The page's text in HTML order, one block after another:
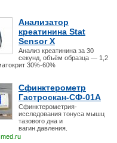
Анализатор
креатинина Stat
Sensor X
Анализ креатинина за 30
секунд, объём образца — 1,2
30%-60%
Сфинктерометр
Гастроскан-СФ-01А
Сфинктерометрия-
исследования тонуса мышц
тазового дна и
вагин.давления.